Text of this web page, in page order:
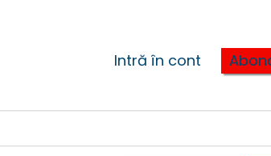
Intră în cont